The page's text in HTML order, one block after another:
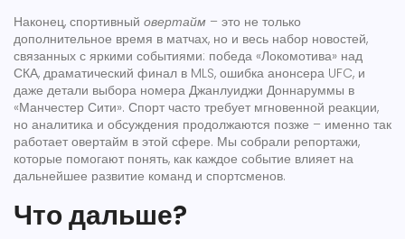
Наконец, спортивный овертайм – это не только
дополнительное время в матчах, но и весь набор новостей,
связанных с яркими событиями: победа «Локомотива» над
СКА, драматический финал в MLS, ошибка анонсера UFC, и
даже детали выбора номера Джанлуиджи Доннаруммы в
«Манчестер Сити». Спорт часто требует мгновенной реакции,
но аналитика и обсуждения продолжаются позже – именно так
работает овертайм в этой сфере. Мы собрали репортажи,
которые помогают понять, как каждое событие влияет на
дальнейшее развитие команд и спортсменов.
Что дальше?